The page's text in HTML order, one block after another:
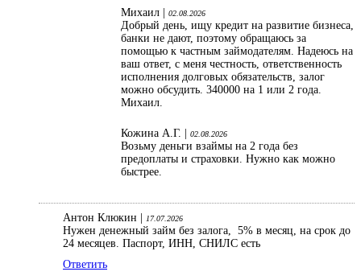
Михаил | 02.08.2026
Добрый день, ищу кредит на развитие бизнеса,
банки не дают, поэтому обращаюсь за
помощью к частным займодателям. Надеюсь на
ваш ответ, с меня честность, ответственность
исполнения долговых обязательств, залог
можно обсудить. 340000 на 1 или 2 года.
Михаил.
Кожина А.Г. | 02.08.2026
Возьму деньги взаймы на 2 года без
предоплаты и страховки. Нужно как можно
быстрее.
Антон Клюкин | 17.07.2026
Нужен денежный займ без залога, 5% в месяц, на срок до
24 месяцев. Паспорт, ИНН, СНИЛС есть
Ответить